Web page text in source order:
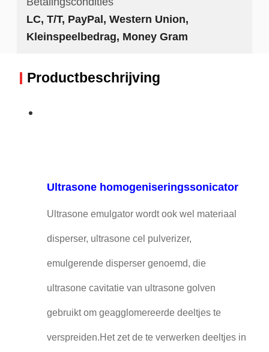
LC, T/T, PayPal, Western Union,
Kleinspeelbedrag, Money Gram
Productbeschrijving
Ultrasone homogeniseringssonicator
Ultrasone emulgator wordt ook wel materiaal
disperser, ultrasone cel pulverizer,
emulgerende disperser genoemd, die
ultrasone cavitatie van ultrasone golven
gebruikt om geagglomereerde deeltjes te
verspreiden.Het zet de te verwerken deeltjes in